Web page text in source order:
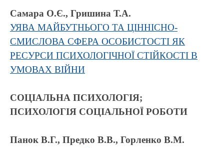
Самара О.Є., Гришина Т.А.
УЯВА МАЙБУТНЬОГО ТА ЦІННІСНО-
СМИСЛОВА СФЕРА ОСОБИСТОСТІ ЯК
РЕСУРСИ ПСИХОЛОГІЧНОЇ СТІЙКОСТІ В
УМОВАХ ВІЙНИ
СОЦІАЛЬНА ПСИХОЛОГІЯ;
ПСИХОЛОГІЯ СОЦІАЛЬНОЇ РОБОТИ
Панок В.Г., Предко В.В., Горленко В.М.